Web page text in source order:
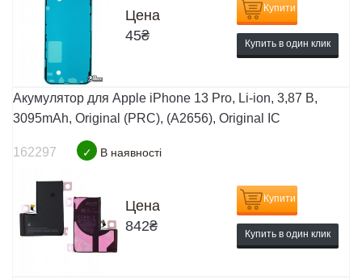
Цена
45₴
Купити
Купить в один клик
Акумулятор для Apple iPhone 13 Pro, Li-ion, 3,87 B,
3095mAh, Original (PRC), (A2656), Original IC
162297 ✓ В наявності
Цена
842₴
Купити
Купить в один клик